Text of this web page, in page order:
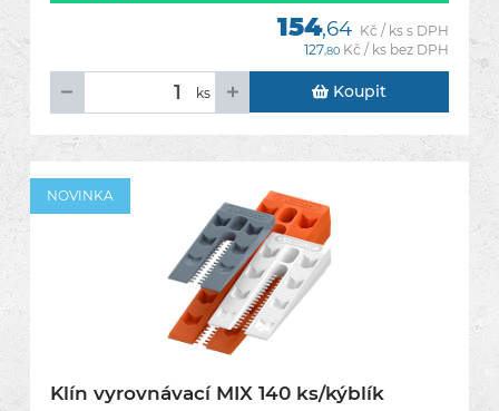
154,64 Kč / ks s DPH
127,80 Kč / ks bez DPH
ks Koupit
NOVINKA
Klín vyrovnávací MIX 140 ks/kýblík